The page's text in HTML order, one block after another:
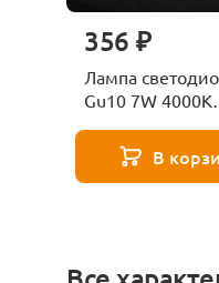
356 ₽
Лампа
Gu10 7W 4000K
В